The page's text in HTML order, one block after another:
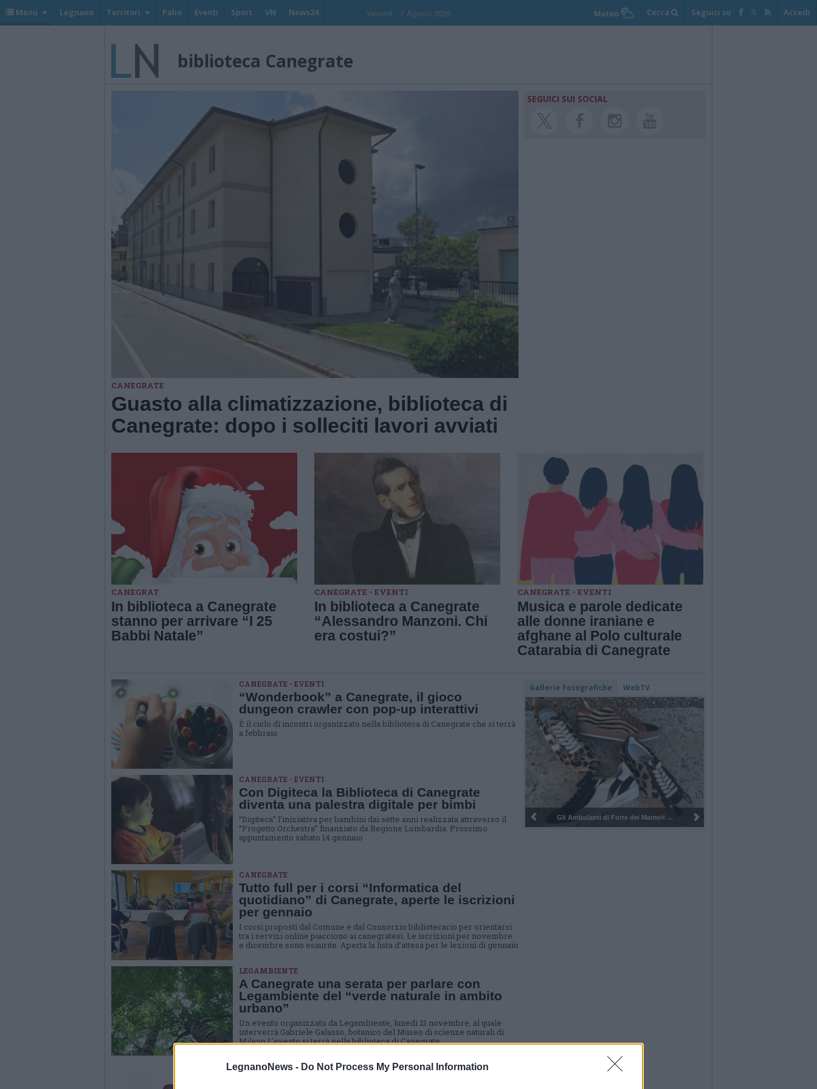
LegnanoNews - Do Not Process My Personal Information
Menù Legnano Territori Palio Eventi Sport VN News24 Venerdi , 7 Agosto 2026 Meteo Cerca Seguici su Accedi
biblioteca Canegrate
CANEGRATE
Guasto alla climatizzazione, biblioteca di
Canegrate: dopo i solleciti lavori avviati
SEGUICI SUI SOCIAL
CANEGRAT
In biblioteca a Canegrate
stanno per arrivare “I 25
Babbi Natale”
CANEGRATE - EVENTI
In biblioteca a Canegrate
“Alessandro Manzoni. Chi
era costui?”
CANEGRATE - EVENTI
Musica e parole dedicate
alle donne iraniane e
afghane al Polo culturale
Catarabia di Canegrate
CANEGRATE - EVENTI
“Wonderbook” a Canegrate, il gioco
dungeon crawler con pop-up interattivi
È il ciclo di incontri organizzato nella biblioteca di Canegrate che si terrà
a febbraio
CANEGRATE - EVENTI
Con Digiteca la Biblioteca di Canegrate
diventa una palestra digitale per bimbi
“Digiteca” l’iniziativa per bambini dai sette anni realizzata attraverso il
“Progetto Orchestra” finanziato da Regione Lombardia. Prossimo
appuntamento sabato 14 gennaio
CANEGRATE
Tutto full per i corsi “Informatica del
quotidiano” di Canegrate, aperte le iscrizioni
per gennaio
I corsi proposti dal Comune e dal Consorzio bibliotecario per orientarsi
tra i servizi online piacciono ai canegratesi. Le iscrizioni per novembre
e dicembre sono esaurite. Aperta la lista d’attesa per le lezioni di gennaio
LEGAMBIENTE
A Canegrate una serata per parlare con
Legambiente del “verde naturale in ambito
urbano”
Un evento organizzato da Legambiente, lunedì 21 novembre, al quale
interverrà Gabriele Galasso, botanico del Museo di scienze naturali di
Milano L’evento si terrà nella biblioteca di Canegrate
BIBLIOTECA - BIMBI
Gallerie Fotografiche WebTV
Pulizia del bosco del Rugareto a ...